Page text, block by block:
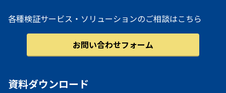
各種検証サービス・ソリューションのご相談はこちら
お問い合わせフォーム
資料ダウンロード